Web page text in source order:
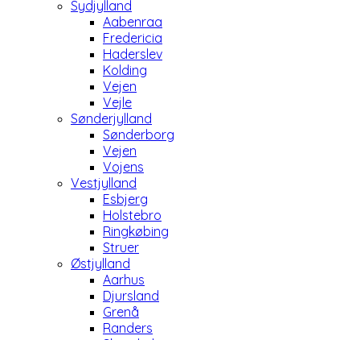
Sydjylland
Aabenraa
Fredericia
Haderslev
Kolding
Vejen
Vejle
Sønderjylland
Sønderborg
Vejen
Vojens
Vestjylland
Esbjerg
Holstebro
Ringkøbing
Struer
Østjylland
Aarhus
Djursland
Grenå
Randers